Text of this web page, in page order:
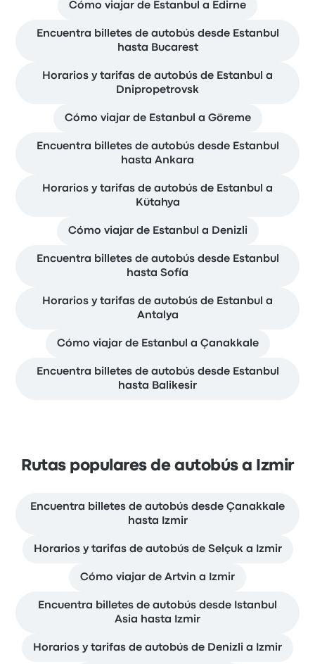
Cómo viajar de Estanbul a Edirne
Encuentra billetes de autobús desde Estanbul
hasta Bucarest
Horarios y tarifas de autobús de Estanbul a
Dnipropetrovsk
Cómo viajar de Estanbul a Göreme
Encuentra billetes de autobús desde Estanbul
hasta Ankara
Horarios y tarifas de autobús de Estanbul a
Kütahya
Cómo viajar de Estanbul a Denizli
Encuentra billetes de autobús desde Estanbul
hasta Sofía
Horarios y tarifas de autobús de Estanbul a
Antalya
Cómo viajar de Estanbul a Çanakkale
Encuentra billetes de autobús desde Estanbul
hasta Balikesir
Rutas populares de autobús a Izmir
Encuentra billetes de autobús desde Çanakkale
hasta Izmir
Horarios y tarifas de autobús de Selçuk a Izmir
Cómo viajar de Artvin a Izmir
Encuentra billetes de autobús desde Istanbul
Asia hasta Izmir
Horarios y tarifas de autobús de Denizli a Izmir